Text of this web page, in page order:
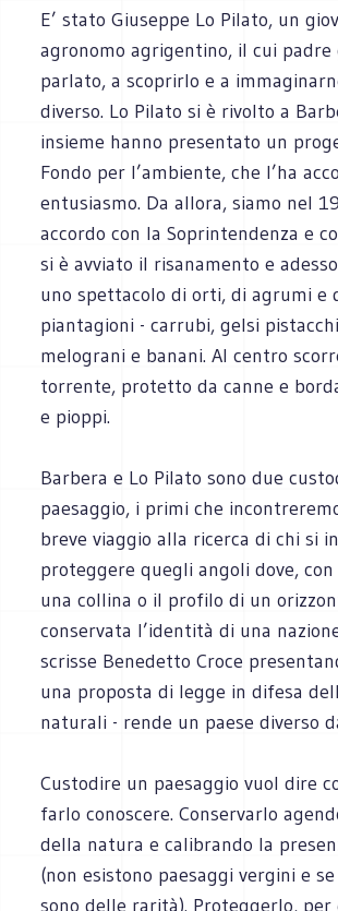
E’ stato Giuseppe Lo Pilato, un
agronomo agrigentino, il cui padre
parlato, a scoprirlo e a
diverso. Lo Pilato si è rivolto a
insieme hanno presentato un
Fondo per l’ambiente, che l’ha
entusiasmo. Da allora, siamo nel
accordo con la Soprintendenza e
si è avviato il risanamento e
uno spettacolo di orti, di agrumi e
piantagioni - carrubi, gelsi
melograni e banani. Al centro
torrente, protetto da canne e
e pioppi.
Barbera e Lo Pilato sono due
paesaggio, i primi che
breve viaggio alla ricerca di chi si
proteggere quegli angoli dove,
una collina o il profilo di un
conservata l’identità di una
scrisse Benedetto Croce
una proposta di legge in difesa
naturali - rende un paese diverso
Custodire un paesaggio vuol dire
farlo conoscere. Conservarlo
della natura e calibrando la
(non esistono paesaggi vergini e
sono delle rarità). Proteggerlo, per